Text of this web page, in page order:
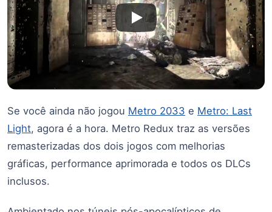
Se você ainda não jogou Metro 2033 e Metro: Last
Light, agora é a hora. Metro Redux traz as versões
remasterizadas dos dois jogos com melhorias
gráficas, performance aprimorada e todos os DLCs
inclusos.